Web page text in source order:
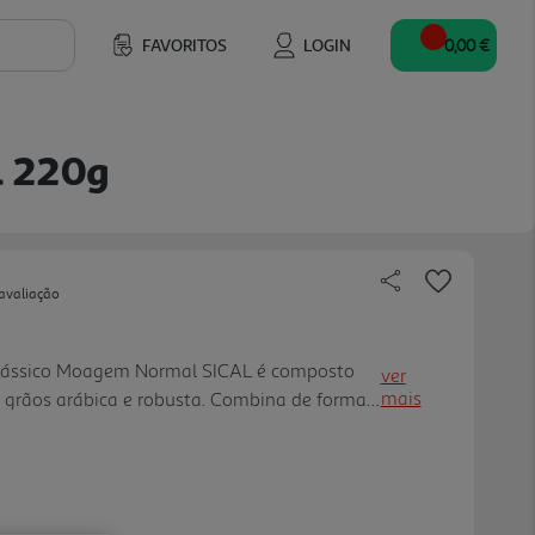
FAVORITOS LOGIN 0,00 €
220g
Moagem Normal SICAL é composto
arábica e robusta. Combina de forma
Suave, agradável e harmonioso, é ideal
ver
mais